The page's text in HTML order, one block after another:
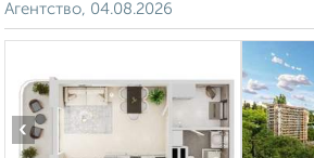
Агентство, 04.08.2026
‹